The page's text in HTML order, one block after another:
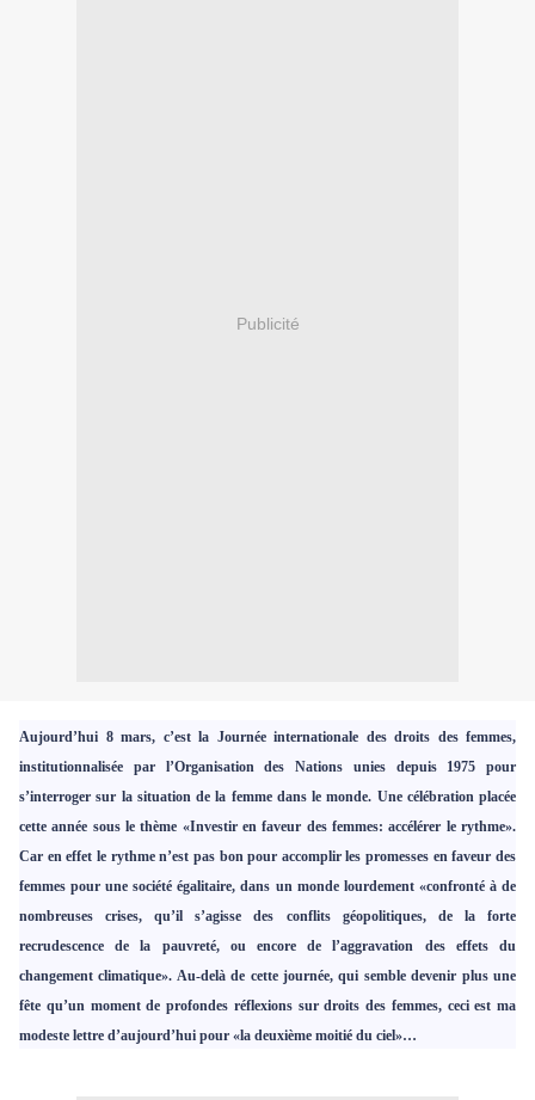
Publicité
Aujourd’hui 8 mars, c’est la Journée internationale des droits des femmes,
institutionnalisée par l’Organisation des Nations unies depuis 1975 pour
s’interroger sur la situation de la femme dans le monde. Une célébration placée
cette année sous le thème «Investir en faveur des femmes: accélérer le rythme».
Car en effet le rythme n’est pas bon pour accomplir les promesses en faveur des
femmes pour une société égalitaire, dans un monde lourdement «confronté à de
nombreuses crises, qu’il s’agisse des conflits géopolitiques, de la forte
recrudescence de la pauvreté, ou encore de l’aggravation des effets du
changement climatique». Au-delà de cette journée, qui semble devenir plus une
fête qu’un moment de profondes réflexions sur droits des femmes, ceci est ma
modeste lettre d’aujourd’hui pour «la deuxième moitié du ciel»…